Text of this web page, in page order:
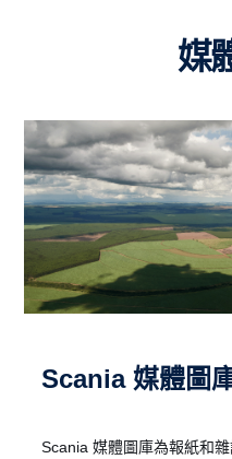
Scania 媒體圖
Scania 媒體圖庫為報紙和